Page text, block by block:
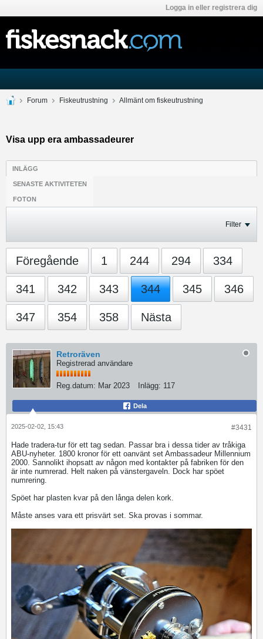
Logga in eller registrera dig
Forum Fiskeutrustning Allmänt om fiskeutrustning
Visa upp era ambassadeurer
INLÄGG
SENASTE AKTIVITETEN
FOTON
Filter
Föregående 1 244 294 334
341 342 343 344 345 346
347 354 358 Nästa
Retroräven
Registrerad användare
Reg.datum: Mar 2023 Inlägg: 117
Dela
#3431
2025-02-02, 15:43
Hade tradera-tur för ett tag sedan. Passar bra i dessa tider av tråkiga
ABU-nyheter. 1800 kronor för ett oanvänt set Ambassadeur Millennium
2000. Sannolikt ihopsatt av någon med kontakter på fabriken för den
är inte numrerad. Helt naken på vänstergaveln. Dock har spöet
numrering.
Spöet har plasten kvar på den långa delen kork.
Måste anses vara ett prisvärt set. Ska provas i sommar.